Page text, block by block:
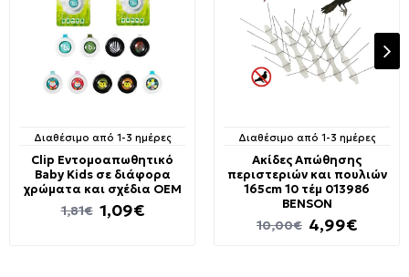
Διαθέσιμο από 1-3 ημέρες
Clip Εντομοαπωθητικό
Baby Kids σε διάφορα
χρώματα και σχέδια OEM
1,09€
1,81€
Διαθέσιμο από 1-3 ημέρες
Ακίδες Απώθησης
περιστεριών και πουλιών
165cm 10 τέμ 013986
BENSON
4,99€
10,00€